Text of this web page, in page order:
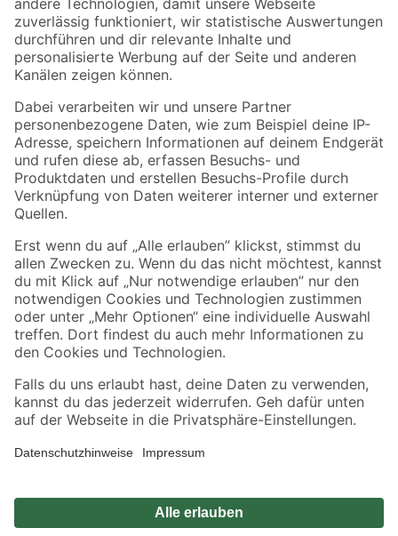
Folge uns
Zahlungsarten Versandarten
Sicher einkaufen
Jetzt die toom-App herunterladen
Alle Preisangaben in EUR inkl. gesetzl. MwSt.. Die dargestellten Angebote sind unter
Umständen nicht in allen Märkten verfügbar. Die angegebenen Verfügbarkeiten beziehen
sich auf den unter "Mein Markt" ausgewählten toom Baumarkt. Alle Angebote und
*Paketversand ab 59 € versandkostenfrei, gilt nicht für Artikel mit Speditionsversand, hier
fallen zusätzliche Versandkosten an.
Privatsphäre Impressum